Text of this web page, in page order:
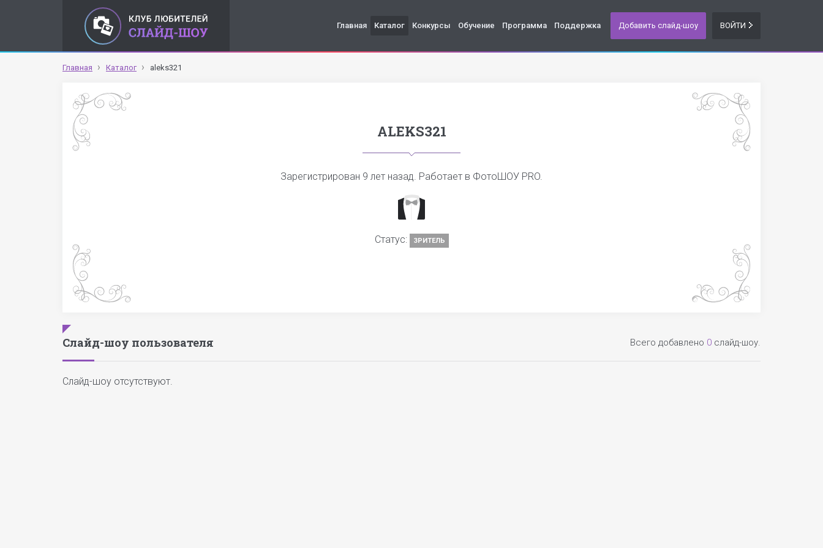
Главная Каталог Конкурсы Обучение Программа Поддержка Добавить слайд-шоу ВОЙТИ
Главная Каталог aleks321
ALEKS321
Зарегистрирован 9 лет назад. Работает в ФотоШОУ PRO.
Статус: ЗРИТЕЛЬ
Слайд-шоу пользователя Всего добавлено 0 слайд-шоу.
Слайд-шоу отсутствуют.